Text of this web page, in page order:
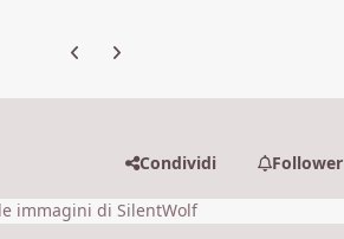
Previous carousel slide
Next carousel slide
Condividi Follower
immagini di SilentWolf